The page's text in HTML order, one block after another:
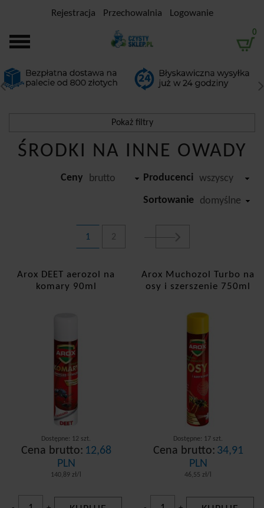
Rejestracja Przechowalnia Logowanie
0
Pokaż filtry
Filtrowanie
Przedział cenowy
Expel
dostępny od zaraz
chwilowo brak
Rodzaj środka
Lepy, packi, pułapki
Moskitiery
Preparaty chroniące ciało
Preparaty zabezpieczające odzież
ŚRODKI NA INNE OWADY
Ceny brutto Producenci wszyscy
Sortowanie domyślne
1 2
Arox DEET aerozol na
komary 90ml
Dostępne: 12 szt.
Cena brutto: 12,68
PLN
140,89 zł/l
Arox Muchozol Turbo na
osy i szerszenie 750ml
Dostępne: 17 szt.
Cena brutto: 34,91
PLN
46,55 zł/l